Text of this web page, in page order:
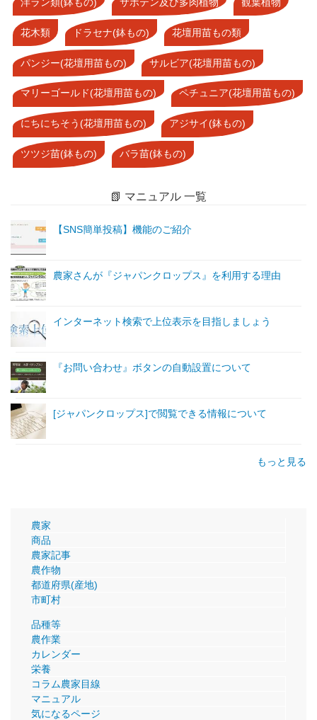
花木類 ドラセナ(鉢もの) 花壇用苗もの類
パンジー(花壇用苗もの) サルビア(花壇用苗もの)
マリーゴールド(花壇用苗もの) ペチュニア(花壇用苗もの)
にちにちそう(花壇用苗もの) アジサイ(鉢もの)
ツツジ苗(鉢もの) バラ苗(鉢もの)
📗 マニュアル 一覧
【SNS簡単投稿】機能のご紹介
農家さんが『ジャパンクロップス』を利用する理由
インターネット検索で上位表示を目指しましょう
『お問い合わせ』ボタンの自動設置について
[ジャパンクロップス]で閲覧できる情報について
もっと見る
農家
商品
農家記事
農作物
都道府県(産地)
市町村
品種等
農作業
カレンダー
栄養
コラム農家目線
マニュアル
気になるページ